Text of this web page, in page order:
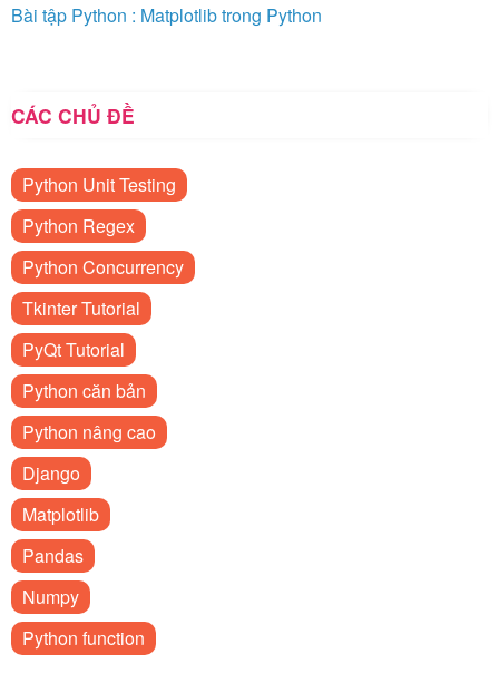
Bài tập Python : Matplotlib trong Python
CÁC CHỦ ĐỀ
Python Unit Testing
Python Regex
Python Concurrency
Tkinter Tutorial
PyQt Tutorial
Python căn bản
Python nâng cao
Django
Matplotlib
Pandas
Numpy
Python function